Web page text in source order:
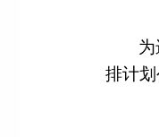
排计划